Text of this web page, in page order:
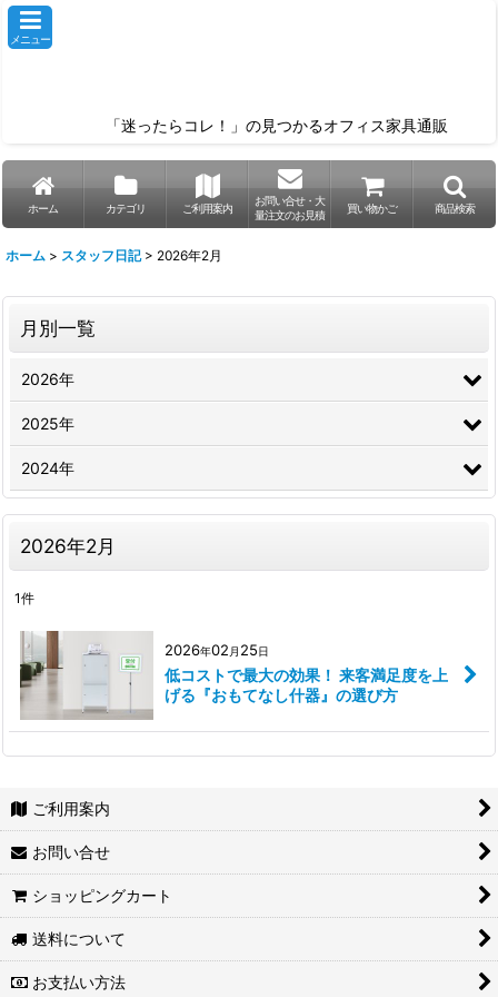
メニュー
「迷ったらコレ！」の見つかるオフィス家具通販
ホーム カテゴリ ご利用案内
お問い合せ・大
量注文のお見積
買い物かご 商品検索
ホーム > スタッフ日記 > 2026年2月
2026年2月
1件
2026年02月 25日
低コストで最大の効果！ 来客満足度を上
げる『おもてなし什器』の選び方
月別一覧
2026年
2025年
2024年
ご利用案内
お問い合せ
ショッピングカート
送料について
お支払い方法